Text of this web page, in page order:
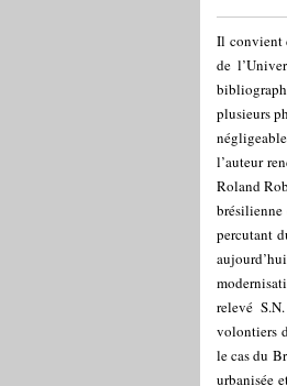
Il convient
de
plusieurs
l’auteur
Roland
brésilienne
percutant
relevé
volontiers
le cas du
urbanisée